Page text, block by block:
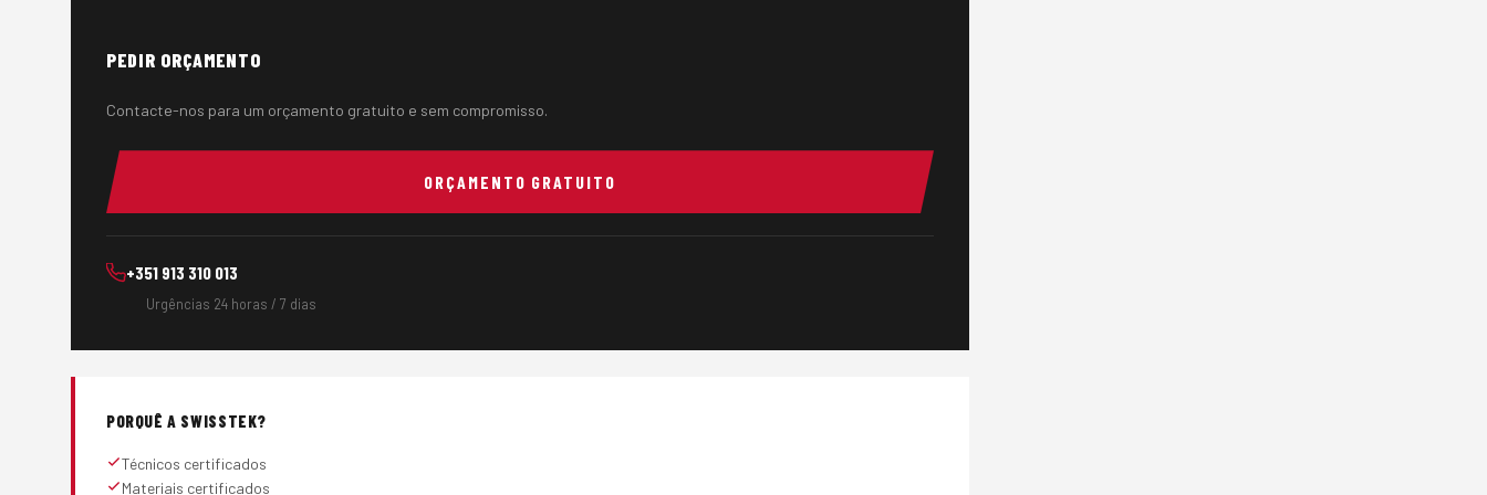
PEDIR ORÇAMENTO
Contacte-nos para um orçamento gratuito e sem compromisso.
ORÇAMENTO GRATUITO
+351 913 310 013
Urgências 24 horas / 7 dias
PORQUÊ A SWISSTEK?
Técnicos certificados
Materiais certificados